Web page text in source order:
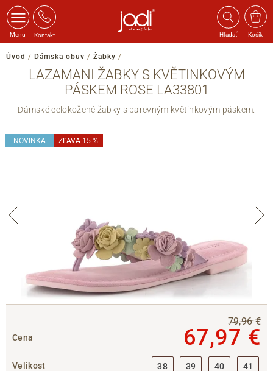
Menu Kontakt Hľadať Košík
Úvod / Dámska obuv / Žabky /
LAZAMANI ŽABKY S KVĚTINKOVÝM
PÁSKEM ROSE LA33801
Dámské celokožené žabky s barevným květinkovým páskem.
NOVINKA ZĽAVA 15 %
Cena
79,96 €
67,97 €
Velikost 38 39 40 41